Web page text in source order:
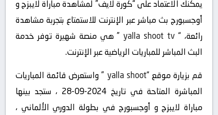
يمكنك الاعتماد على “كورة لايف” لمشاهدة مباراة لايبزج و
أوجسبورج بث مباشر عبر الإنترنت للاستمتاع بتجربة مشاهدة
رائعة، “ yalla shoot tv ” هي منصة شهيرة توفر خدمة
البث المباشر للمباريات الرياضية عبر الإنترنت.
قم بزيارة موقع “yalla shoot ” واستعرض قائمة المباريات
المباشرة المتاحة في تاريخ 2024-09-28 ، ستجد بينها
مباراة لايبزج و أوجسبورج في بطولة الدوري الألماني ،